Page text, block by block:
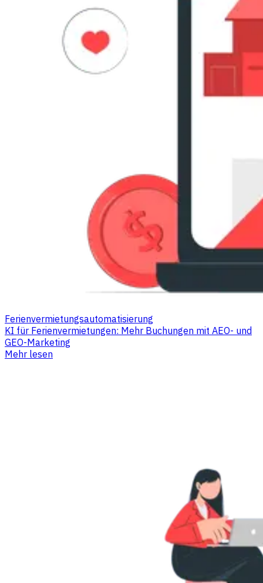
Ferienvermietungsautomatisierung
KI für Ferienvermietungen: Mehr Buchungen mit AEO- und
GEO-Marketing
Mehr lesen